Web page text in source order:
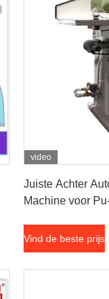
video
Juiste Achter
Machine voor
Vind de beste prijs